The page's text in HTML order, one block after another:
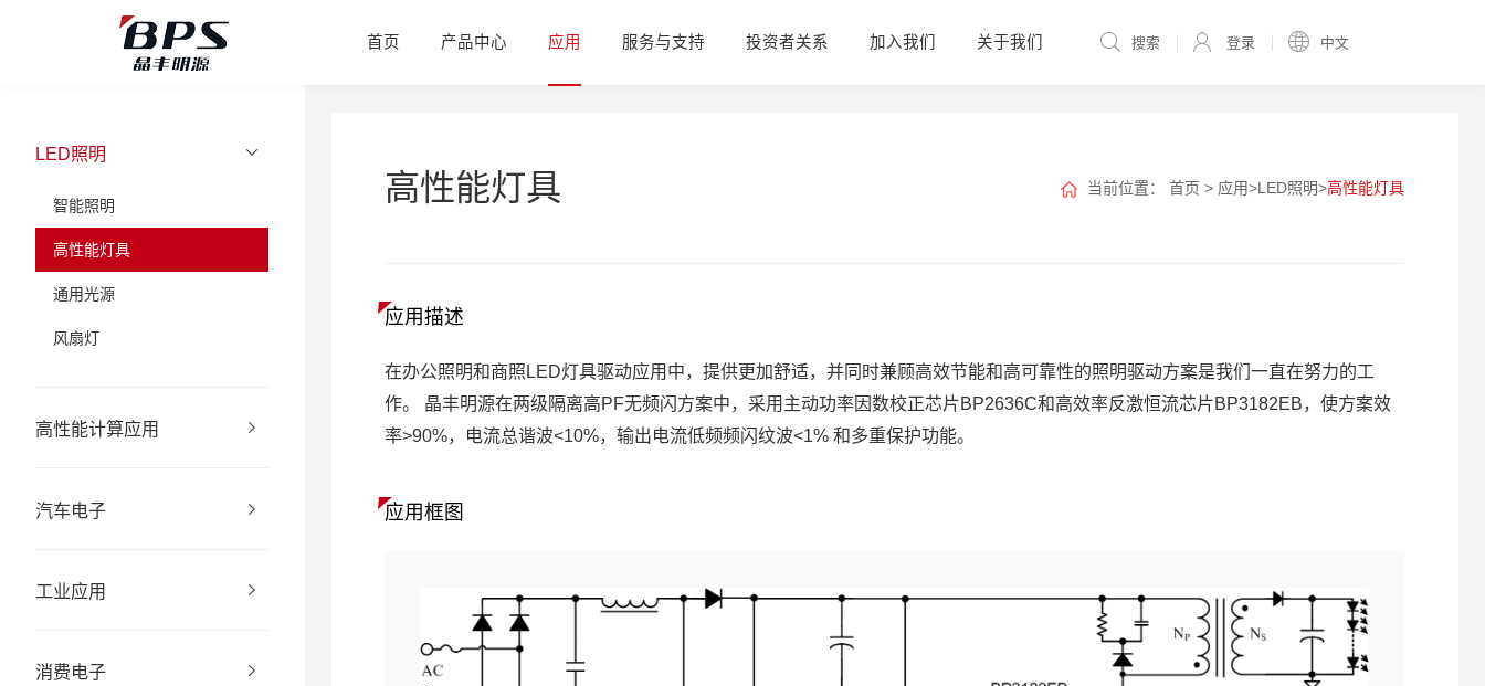
搜索 登录 中文
首页 产品中心 应用 服务与支持 投资者关系 加入我们 关于我们
LED照明
智能照明
高性能灯具
通用光源
风扇灯
高性能计算应用
汽车电子
工业应用
消费电子
高性能灯具 当前位置：首页 > 应用>LED照明>高性能灯具
应用描述
在办公照明和商照LED灯具驱动应用中，提供更加舒适，并同时兼顾高效节能和高可靠性的照明驱动方案是我们一直在努力的工
作。 晶丰明源在两级隔离高PF无频闪方案中，采用主动功率因数校正芯片BP2636C和高效率反激恒流芯片BP3182EB，使方案效
率>90%，电流总谐波<10%，输出电流低频频闪纹波<1% 和多重保护功能。
应用框图